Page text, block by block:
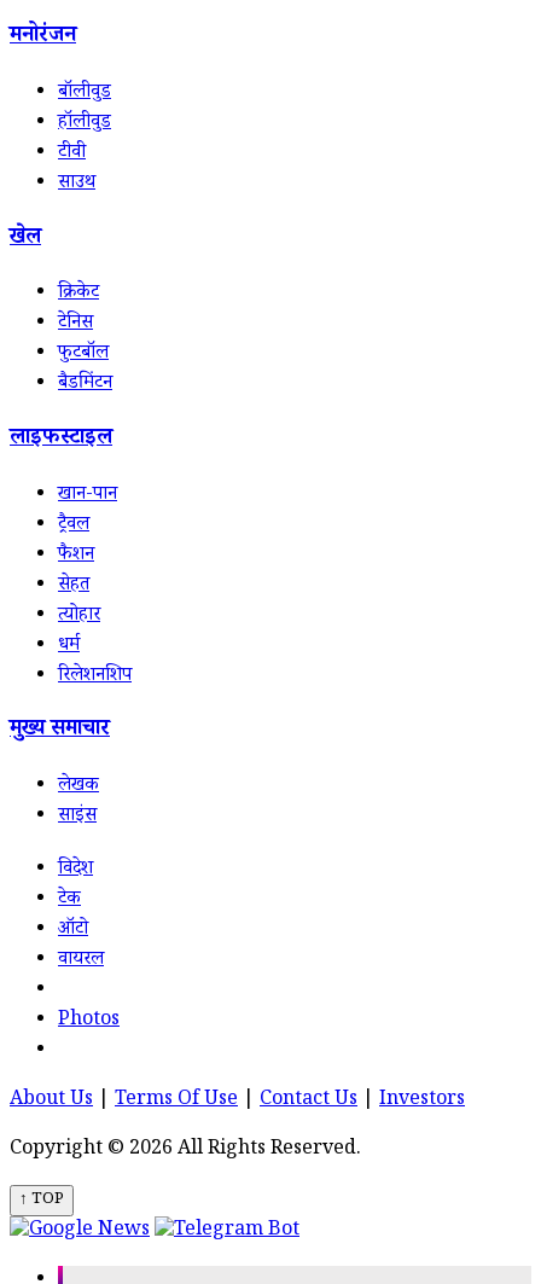
मनोरंजन
बॉलीवुड
हॉलीवुड
टीवी
साउथ
खेल
क्रिकेट
टेनिस
फुटबॉल
बैडमिंटन
लाइफस्टाइल
खान-पान
ट्रैवल
फैशन
सेहत
त्योहार
धर्म
रिलेशनशिप
मुख्य समाचार
लेखक
साइंस
विदेश
टेक
ऑटो
वायरल
Photos
About Us Terms Of Use Contact Us
Investors
Copyright © 2026 All Rights Reserved.
↑ TOP